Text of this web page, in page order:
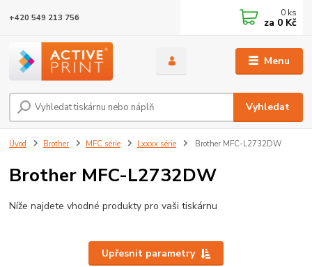
Menu
Vyhledat
+420 549 213 756 0 ks
za 0 Kč
Úvod Brother MFC série Lxxxx série Brother MFC-L2732DW
Brother MFC-L2732DW
Níže najdete vhodné produkty pro vaši tiskárnu
Upřesnit parametry